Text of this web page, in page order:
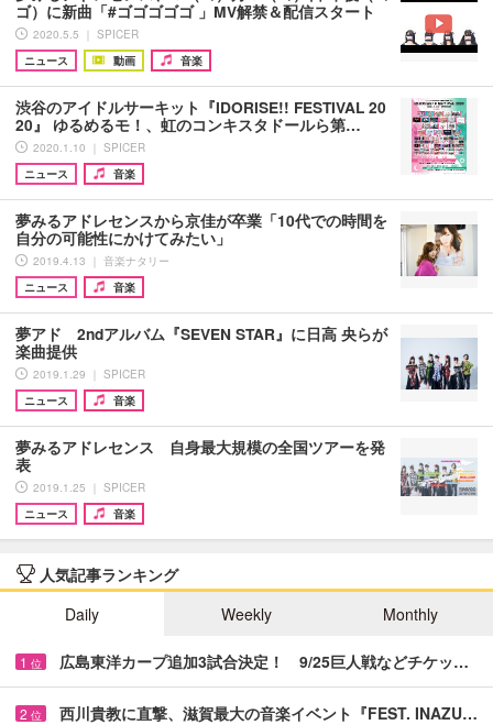
ゴ）に新曲「#ゴゴゴゴゴ 」MV解禁＆配信スタート
2020.5.5 ｜ SPICER
ニュース
動画 音楽
渋谷のアイドルサーキット『IDORISE!! FESTIVAL 20
20』 ゆるめるモ！、虹のコンキスタドールら第…
2020.1.10 ｜ SPICER
ニュース
音楽
夢みるアドレセンスから京佳が卒業「10代での時間を
自分の可能性にかけてみたい」
2019.4.13 ｜ 音楽ナタリー
ニュース
音楽
夢アド 2ndアルバム『SEVEN STAR』に日高 央らが
楽曲提供
2019.1.29 ｜ SPICER
ニュース
音楽
夢みるアドレセンス 自身最大規模の全国ツアーを発
表
2019.1.25 ｜ SPICER
ニュース
音楽
人気記事ランキング
Daily
Weekly Monthly
1 位 広島東洋カープ追加3試合決定！ 9/25巨人戦などチケッ…
2 位 西川貴教に直撃、滋賀最大の音楽イベント『FEST. INAZU…